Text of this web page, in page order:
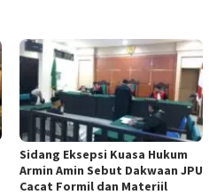
‎Sidang Eksepsi Kuasa Hukum
Armin Amin Sebut Dakwaan JPU
Cacat Formil dan Materiil